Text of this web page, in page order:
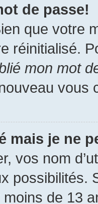
de passe!
que votre
réinitialisé.
mon mot
vous
mais je ne
vos nom
possibilités.
de 13